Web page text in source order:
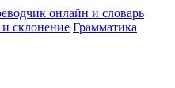
и склонение Грамматика